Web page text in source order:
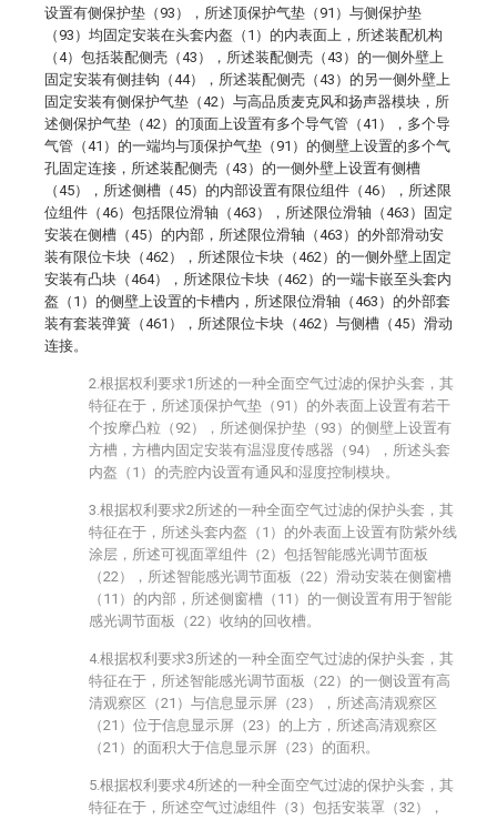
设置有侧保护垫（93），所述顶保护气垫（91）与侧保护垫
（93）均固定安装在头套内盔（1）的内表面上，所述装配机构
（4）包括装配侧壳（43），所述装配侧壳（43）的一侧外壁上
固定安装有侧挂钩（44），所述装配侧壳（43）的另一侧外壁上
固定安装有侧保护气垫（42）与高品质麦克风和扬声器模块，所
述侧保护气垫（42）的顶面上设置有多个导气管（41），多个导
气管（41）的一端均与顶保护气垫（91）的侧壁上设置的多个气
孔固定连接，所述装配侧壳（43）的一侧外壁上设置有侧槽
（45），所述侧槽（45）的内部设置有限位组件（46），所述限
位组件（46）包括限位滑轴（463），所述限位滑轴（463）固定
安装在侧槽（45）的内部，所述限位滑轴（463）的外部滑动安
装有限位卡块（462），所述限位卡块（462）的一侧外壁上固定
安装有凸块（464），所述限位卡块（462）的一端卡嵌至头套内
盔（1）的侧壁上设置的卡槽内，所述限位滑轴（463）的外部套
装有套装弹簧（461），所述限位卡块（462）与侧槽（45）滑动
连接。
2.根据权利要求1所述的一种全面空气过滤的保护头套，其
特征在于，所述顶保护气垫（91）的外表面上设置有若干
个按摩凸粒（92），所述侧保护垫（93）的侧壁上设置有
方槽，方槽内固定安装有温湿度传感器（94），所述头套
内盔（1）的壳腔内设置有通风和湿度控制模块。
3.根据权利要求2所述的一种全面空气过滤的保护头套，其
特征在于，所述头套内盔（1）的外表面上设置有防紫外线
涂层，所述可视面罩组件（2）包括智能感光调节面板
（22），所述智能感光调节面板（22）滑动安装在侧窗槽
（11）的内部，所述侧窗槽（11）的一侧设置有用于智能
感光调节面板（22）收纳的回收槽。
4.根据权利要求3所述的一种全面空气过滤的保护头套，其
特征在于，所述智能感光调节面板（22）的一侧设置有高
清观察区（21）与信息显示屏（23），所述高清观察区
（21）位于信息显示屏（23）的上方，所述高清观察区
（21）的面积大于信息显示屏（23）的面积。
5.根据权利要求4所述的一种全面空气过滤的保护头套，其
特征在于，所述空气过滤组件（3）包括安装罩（32），